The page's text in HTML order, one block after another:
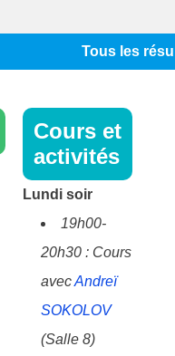
Tous les
Cours et
activités
Lundi soir
19h00-
20h30 : Cours
avecAndreï
SOKOLOV
(Salle 8)